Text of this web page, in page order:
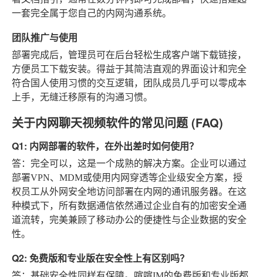
一套完全属于您自己的内网沟通系统。
团队推广与使用
部署完成后，管理员可在后台轻松生成客户端下载链接，
方便员工下载安装。得益于其简洁直观的界面设计和完全
符合国人使用习惯的交互逻辑，团队成员几乎可以零成本
上手，无缝迁移原有的沟通习惯。
关于内网聊天视频软件的常见问题 (FAQ)
Q1: 内网部署的软件，在外出差时如何使用？
答：完全可以，这是一个成熟的解决方案。企业可以通过
部署VPN、MDM或使用内网穿透等企业级安全方案，授
权员工从外网安全地访问部署在内网的通讯服务器。在这
种模式下，所有数据通信依然通过企业自有的加密安全通
道流转，完美兼顾了移动办公的便捷性与企业数据的安全
性。
Q2: 免费版和专业版在安全性上有区别吗？